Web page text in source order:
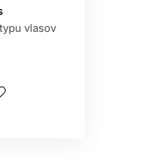
vlasov